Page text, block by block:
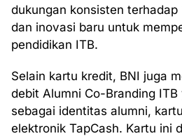
dukungan konsisten
dan inovasi baru untuk
pendidikan ITB.
Selain kartu kredit, BNI juga
debit Alumni Co-Branding
sebagai identitas alumni,
elektronik TapCash. Kartu ini